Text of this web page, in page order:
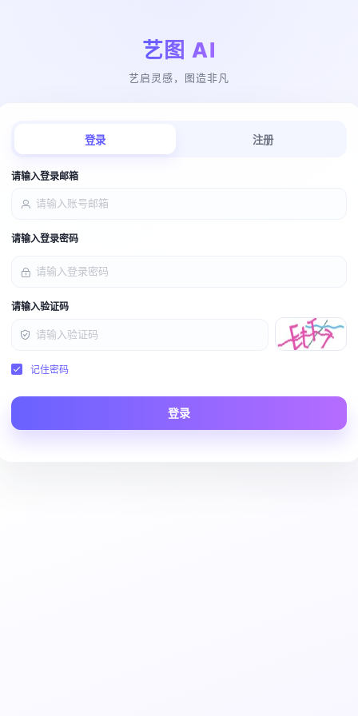
艺图 AI
艺启灵感，图造非凡
登录 注册
请输入登录邮箱
请输入登录密码
请输入验证码
记住密码
登录